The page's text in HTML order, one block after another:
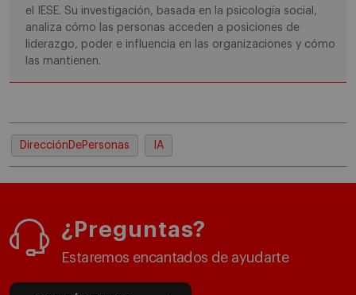
el IESE. Su investigación, basada en la psicología social,
analiza cómo las personas acceden a posiciones de
liderazgo, poder e influencia en las organizaciones y cómo
las mantienen.
DirecciónDePersonas IA
¿Preguntas?
Estaremos encantados de ayudarte